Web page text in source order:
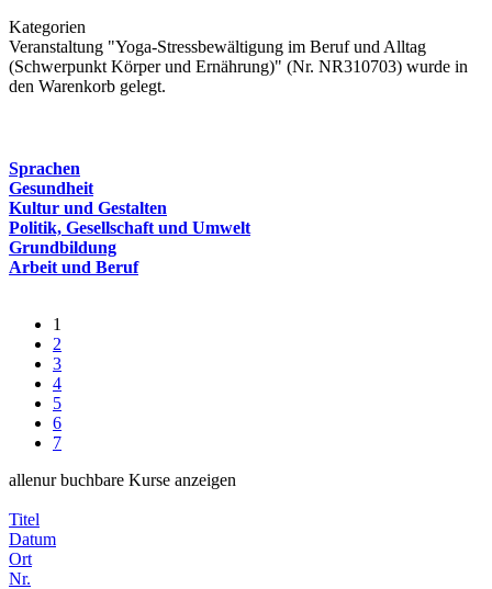
Kategorien
Veranstaltung "Yoga-Stressbewältigung im Beruf und Alltag
(Schwerpunkt Körper und Ernährung)" (Nr. NR310703) wurde in
den Warenkorb gelegt.
Sprachen
Gesundheit
Kultur und Gestalten
Politik, Gesellschaft und Umwelt
Grundbildung
Arbeit und Beruf
1
2
3
4
5
6
7
allenur buchbare Kurse anzeigen
Titel
Datum
Ort
Nr.